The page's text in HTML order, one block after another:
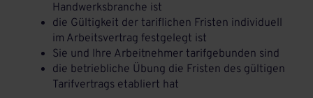
Handwerksbranche ist
die Gültigkeit der tariflichen Fristen individuell
im Arbeitsvertrag festgelegt ist
Sie und Ihre Arbeitnehmer tarifgebunden sind
die betriebliche Übung die Fristen des gültigen
Tarifvertrags etabliert hat